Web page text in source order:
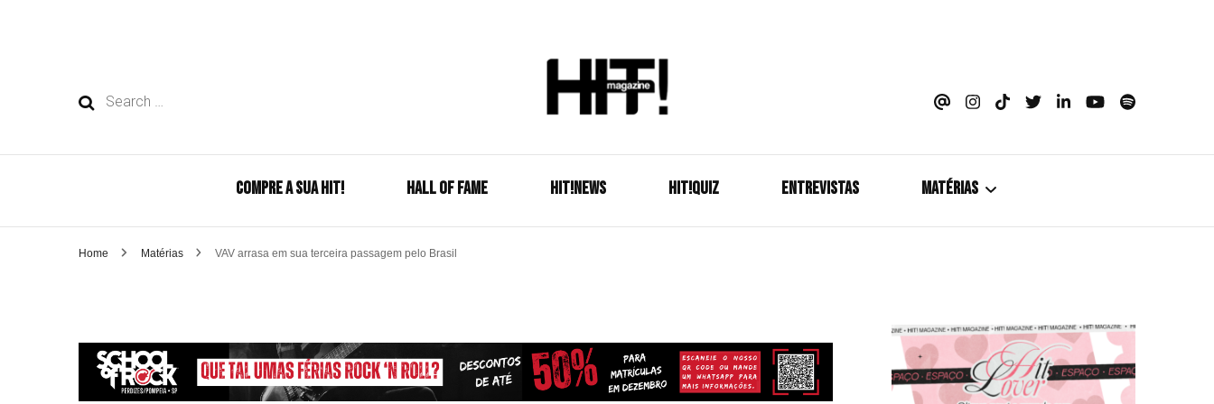
Search
HIT!Magazine
COMPRE A SUA HIT! HALL OF FAME HIT!NEWS HIT!Quiz ENTREVISTAS MATÉRIAS
Coletiva de Imprensa
Home Matérias VAV arrasa em sua terceira passagem pelo Brasil